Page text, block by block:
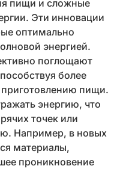
пищи и сложные
Эти инновации
оптимально
энергией.
поглощают
более
пищи.
энергию, что
точек или
Например, в новых
материалы,
проникновение